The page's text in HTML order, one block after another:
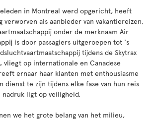
in Montreal werd opgericht, heeft
als aanbieder van vakantiereizen,
onder de merknaam Air
is door passagiers uitgeroepen tot 's
tijdens de Skytrax
vliegt op internationale en Canadese
ernaar haar klanten met enthousiasme
dienst te zijn tijdens elke fase van hun reis
ligt op veiligheid.
we het grote belang van het milieu,